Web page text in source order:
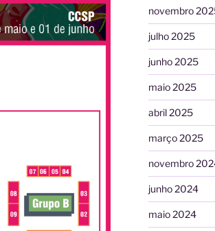
novembro
julho 2025
junho 2025
maio 2025
abril 2025
março 2025
novembro
junho 2024
maio 2024